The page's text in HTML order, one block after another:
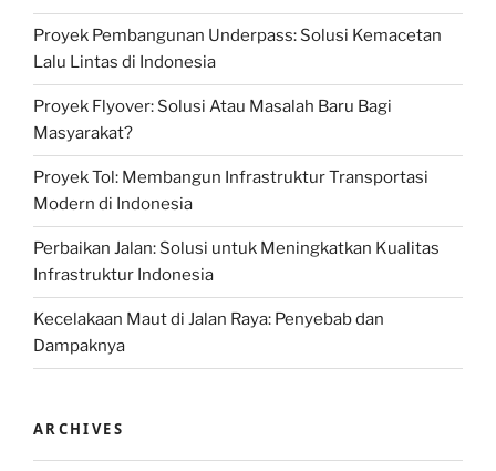
Proyek Pembangunan Underpass: Solusi Kemacetan
Lalu Lintas di Indonesia
Proyek Flyover: Solusi Atau Masalah Baru Bagi
Masyarakat?
Proyek Tol: Membangun Infrastruktur Transportasi
Modern di Indonesia
Perbaikan Jalan: Solusi untuk Meningkatkan Kualitas
Infrastruktur Indonesia
Kecelakaan Maut di Jalan Raya: Penyebab dan
Dampaknya
ARCHIVES